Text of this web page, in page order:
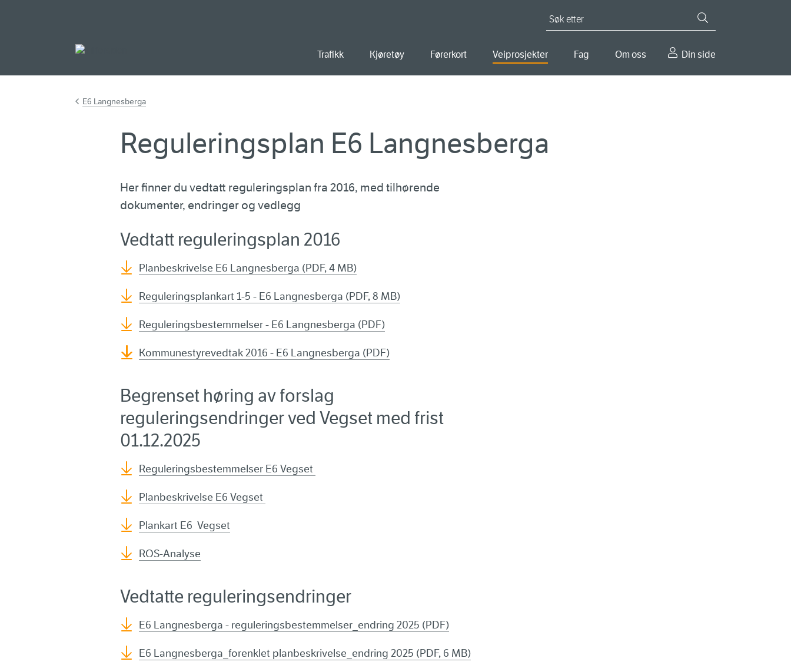
Trafikk Kjøretøy Førerkort Veiprosjekter Fag Om oss Din side
E6 Langnesberga
Reguleringsplan E6 Langnesberga
Her finner du vedtatt reguleringsplan fra 2016, med tilhørende
dokumenter, endringer og vedlegg
Vedtatt reguleringsplan 2016
Planbeskrivelse E6 Langnesberga (PDF, 4 MB)
Reguleringsplankart 1-5 - E6 Langnesberga (PDF, 8 MB)
Reguleringsbestemmelser - E6 Langnesberga (PDF)
Kommunestyrevedtak 2016 - E6 Langnesberga (PDF)
Begrenset høring av forslag
reguleringsendringer ved Vegset med frist
01.12.2025
Reguleringsbestemmelser E6 Vegset
Planbeskrivelse E6 Vegset
Plankart E6 Vegset
ROS-Analyse
Vedtatte reguleringsendringer
E6 Langnesberga - reguleringsbestemmelser_endring 2025 (PDF)
E6 Langnesberga_forenklet planbeskrivelse_endring 2025 (PDF, 6 MB)